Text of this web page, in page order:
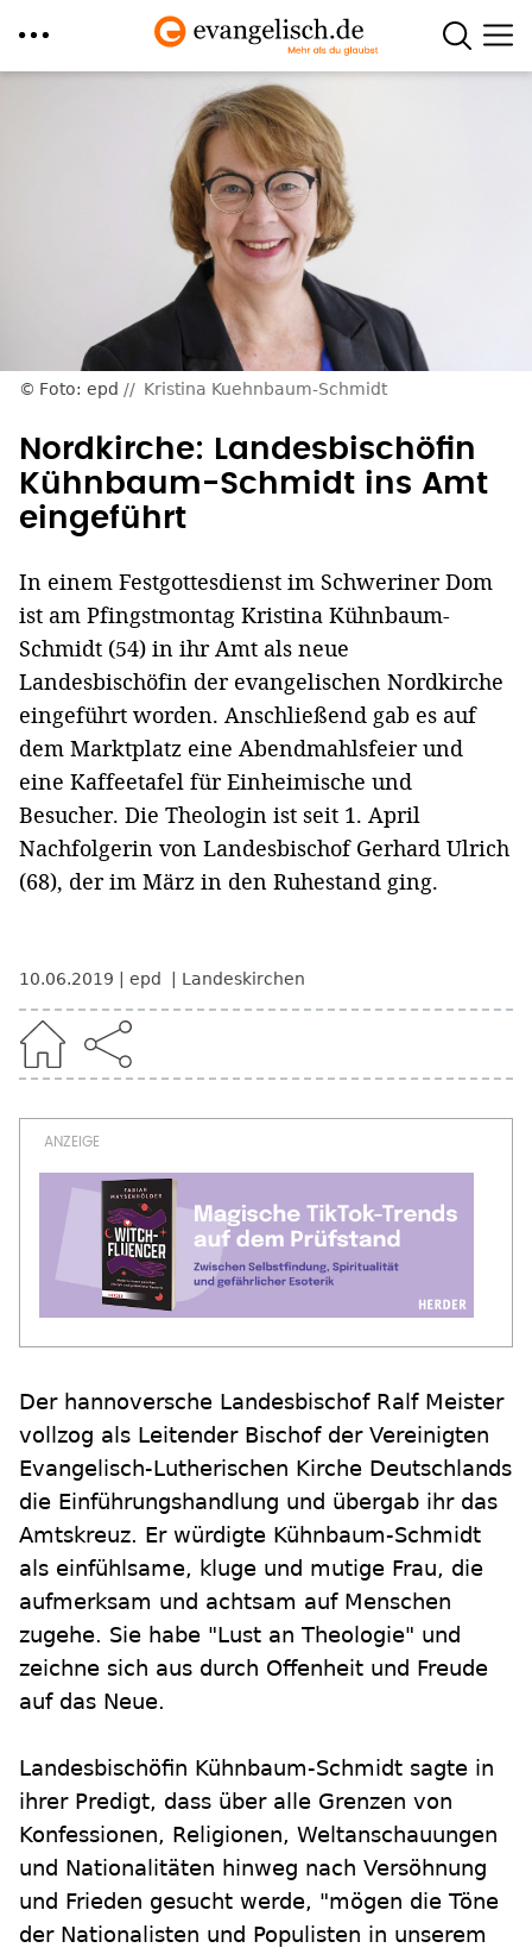
Foto: epd Kristina Kuehnbaum-Schmidt
Nordkirche: Landesbischöfin
Kühnbaum-Schmidt ins Amt
eingeführt
In einem Festgottesdienst im Schweriner Dom
ist am Pfingstmontag Kristina Kühnbaum-
Schmidt (54) in ihr Amt als neue
Landesbischöfin der evangelischen Nordkirche
eingeführt worden. Anschließend gab es auf
dem Marktplatz eine Abendmahlsfeier und
eine Kaffeetafel für Einheimische und
Besucher. Die Theologin ist seit 1. April
Nachfolgerin von Landesbischof Gerhard Ulrich
(68), der im März in den Ruhestand ging.
10.06.2019 epd Landeskirchen
Der hannoversche Landesbischof Ralf Meister
vollzog als Leitender Bischof der Vereinigten
Evangelisch-Lutherischen Kirche Deutschlands
die Einführungshandlung und übergab ihr das
Amtskreuz. Er würdigte Kühnbaum-Schmidt
als einfühlsame, kluge und mutige Frau, die
aufmerksam und achtsam auf Menschen
zugehe. Sie habe "Lust an Theologie" und
zeichne sich aus durch Offenheit und Freude
auf das Neue.
Landesbischöfin Kühnbaum-Schmidt sagte in
ihrer Predigt, dass über alle Grenzen von
Konfessionen, Religionen, Weltanschauungen
und Nationalitäten hinweg nach Versöhnung
und Frieden gesucht werde, "mögen die Töne
der Nationalisten und Populisten in unserem